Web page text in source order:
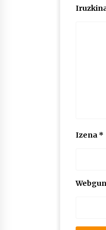
Izena *